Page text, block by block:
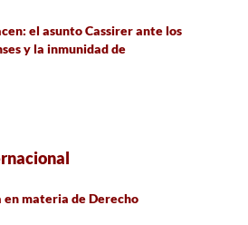
el asunto Cassirer ante los
y la inmunidad de
en materia de Derecho